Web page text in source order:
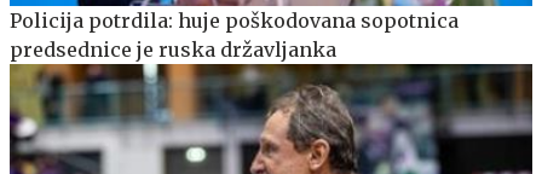
Policija potrdila: huje poškodovana sopotnica
predsednice je ruska državljanka